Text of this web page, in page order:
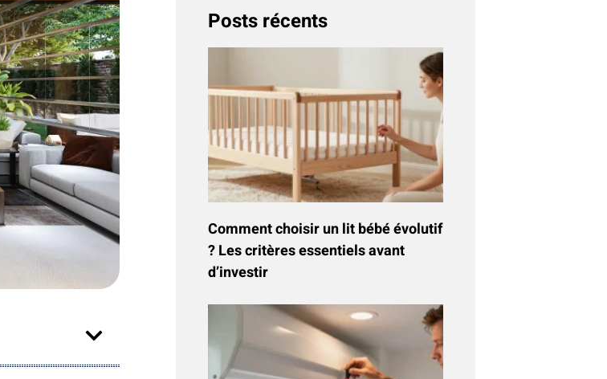
Posts récents
Comment choisir un lit bébé évolutif
? Les critères essentiels avant
d’investir